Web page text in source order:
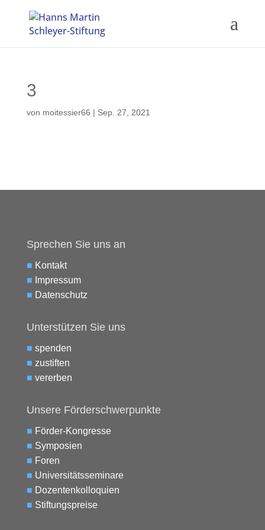
3
von moitessier66 | Sep. 27, 2021
Sprechen Sie uns an
■ Kontakt
■ Impressum
■ Datenschutz
Unterstützen Sie uns
■ spenden
■ zustiften
■ vererben
Unsere Förderschwerpunkte
■ Förder-Kongresse
■ Symposien
■ Foren
■ Universitätsseminare
■ Dozentenkolloquien
■ Stiftungspreise